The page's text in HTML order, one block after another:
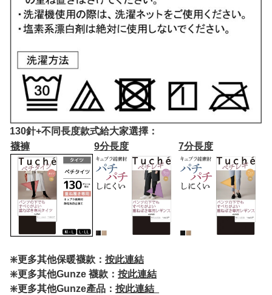
130針+不同長度款式給大家選擇：
襪褲
9分長度 7分長度
❇️更多其他保暖襪款： 按此連結
❇️更多其他Gunze 襪款： 按此連結
❇️更多其他Gunze產品： 按此連結